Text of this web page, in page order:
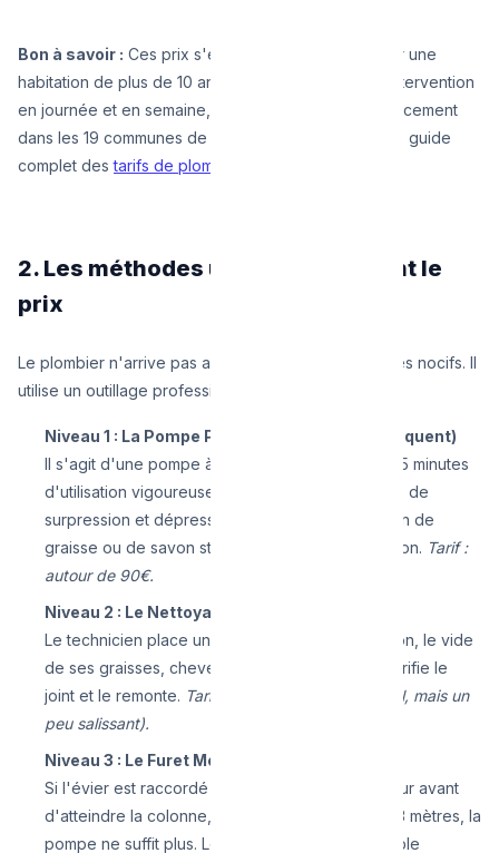
Bon à savoir : Ces prix s'entendent HTVA (6% pour une
habitation de plus de 10 ans, 21% sinon) pour une intervention
en journée et en semaine, incluant les frais de déplacement
dans les 19 communes de Bruxelles. Consultez notre guide
complet destarifs de plomberie
2. Les méthodes utilisées justifient le
prix
Le plombier n'arrive pas avec des produits chimiques nocifs. Il
utilise un outillage professionnel graduel :
Niveau 1 : La Pompe Pneumatique (Le plus fréquent)
Il s'agit d'une pompe à vide professionnelle. En 5 minutes
d'utilisation vigoureuse, elle crée une alternance de
surpression et dépression qui déloge le bouchon de
graisse ou de savon stagnant près de l'évacuation. Tarif :
autour de 90€.
Niveau 2 : Le Nettoyage du Siphon
Le technicien place un seau, dévisse votre siphon, le vide
de ses graisses, cheveux et saletés putrides, vérifie le
joint et le remonte. Tarif : autour de 100€ (manuel, mais un
peu salissant).
Niveau 3 : Le Furet Mécanique
Si l'évier est raccordé à un long tuyau dans le mur avant
d'atteindre la colonne, et que le bouchon est à 3 mètres, la
pompe ne suffit plus. Le plombier introduit un câble